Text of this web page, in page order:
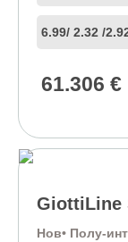
6.99/ 2.32 /
61.306 €
GiottiLine
Нов• Полу-